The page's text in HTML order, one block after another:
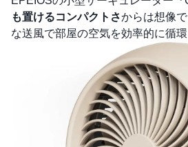
も置けるコンパクトさからは想像
な送風で部屋の空気を効率的に循環